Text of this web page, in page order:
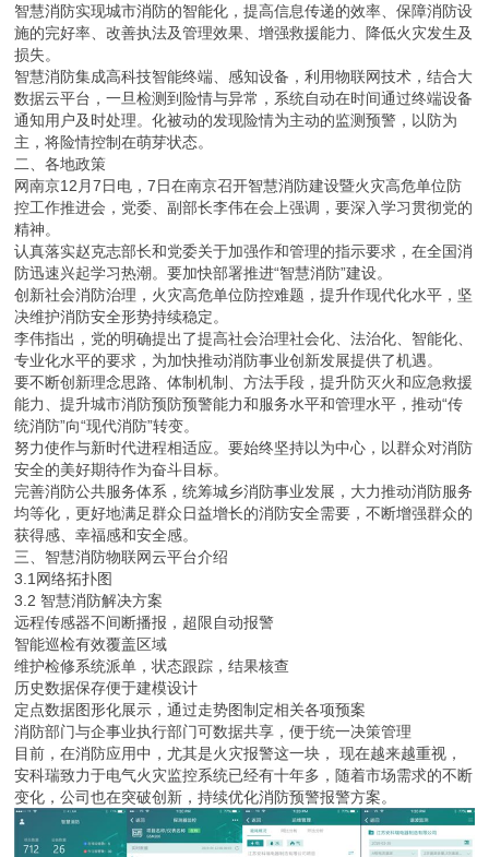
智慧消防实现城市消防的智能化，提高信息传递的效率、保障消防设
施的完好率、改善执法及管理效果、增强救援能力、降低火灾发生及
损失。
智慧消防集成高科技智能终端、感知设备，利用物联网技术，结合大
数据云平台，一旦检测到险情与异常，系统自动在时间通过终端设备
通知用户及时处理。化被动的发现险情为主动的监测预警，以防为
主，将险情控制在萌芽状态。
二、各地政策
网南京12月7日电，7日在南京召开智慧消防建设暨火灾高危单位防
控工作推进会，党委、副部长李伟在会上强调，要深入学习贯彻党的
精神。
认真落实赵克志部长和党委关于加强作和管理的指示要求，在全国消
防迅速兴起学习热潮。要加快部署推进“智慧消防”建设。
创新社会消防治理，火灾高危单位防控难题，提升作现代化水平，坚
决维护消防安全形势持续稳定。
李伟指出，党的明确提出了提高社会治理社会化、法治化、智能化、
专业化水平的要求，为加快推动消防事业创新发展提供了机遇。
要不断创新理念思路、体制机制、方法手段，提升防灭火和应急救援
能力、提升城市消防预防预警能力和服务水平和管理水平，推动“传
统消防”向“现代消防”转变。
努力使作与新时代进程相适应。要始终坚持以为中心，以群众对消防
安全的美好期待作为奋斗目标。
完善消防公共服务体系，统筹城乡消防事业发展，大力推动消防服务
均等化，更好地满足群众日益增长的消防安全需要，不断增强群众的
获得感、幸福感和安全感。
三、智慧消防物联网云平台介绍
3.1网络拓扑图
3.2 智慧消防解决方案
远程传感器不间断播报，超限自动报警
智能巡检有效覆盖区域
维护检修系统派单，状态跟踪，结果核查
历史数据保存便于建模设计
定点数据图形化展示，通过走势图制定相关各项预案
消防部门与企事业执行部门可数据共享，便于统一决策管理
目前，在消防应用中，尤其是火灾报警这一块， 现在越来越重视，
安科瑞致力于电气火灾监控系统已经有十年多，随着市场需求的不断
变化，公司也在突破创新，持续优化消防预警报警方案。